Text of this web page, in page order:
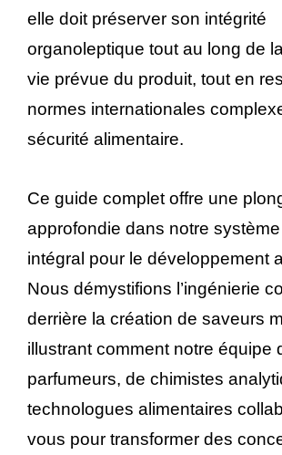
elle doit préserver son intégrité
organoleptique tout au long de
vie prévue du produit, tout en
normes internationales
sécurité alimentaire.
Ce guide complet offre une
approfondie dans notre
intégral pour le développement
Nous démystifions l’ingénierie
derrière la création de saveurs
illustrant comment notre équipe
parfumeurs, de chimistes
technologues alimentaires
vous pour transformer des